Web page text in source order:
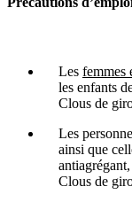
Les femmes
les enfants
Clous de
Les
ainsi que
Clous de